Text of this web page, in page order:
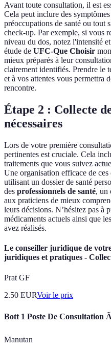
Avant toute consultation, il est
Cela peut inclure des
préoccupations de santé ou tout
check-up. Par exemple, si vous
niveau du dos, notez l'intensité
étude de UFC-Que Choisir
mieux préparés à leur
clairement identifiés. Prendre le
et à vos attentes vous permettra
rencontre.
Étape 2 : Collecte
nécessaires
Lors de votre première
pertinentes est cruciale. Cela
traitements que vous suivez
Une organisation efficace de
utilisant un dossier de santé
des professionnels de santé, un
aux praticiens de mieux
leurs décisions. N’hésitez pas à
médicaments actuels ainsi que
avez réalisés.
Le conseiller juridique de
juridiques et pratiques -
Prat GF
2.50 EURVoir le prix
Bott 1 Poste De Consultation
Manutan